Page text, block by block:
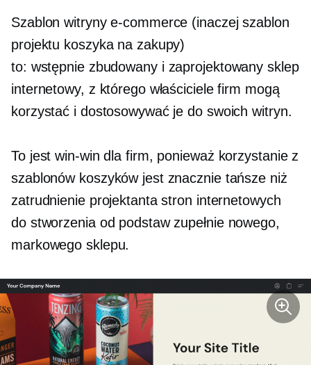
Szablon witryny e-commerce (inaczej szablon
projektu koszyka na zakupy)
to: wstępnie zbudowanyi zaprojektowany sklep
internetowy, z którego właściciele firm mogą
korzystać i dostosowywać je do swoich witryn.
To jestwin-win dla firm, ponieważ korzystanie z
szablonów koszyków jest znacznie tańsze niż
zatrudnienie projektanta stron internetowych
do stworzenia od podstaw zupełnie nowego,
markowego sklepu.